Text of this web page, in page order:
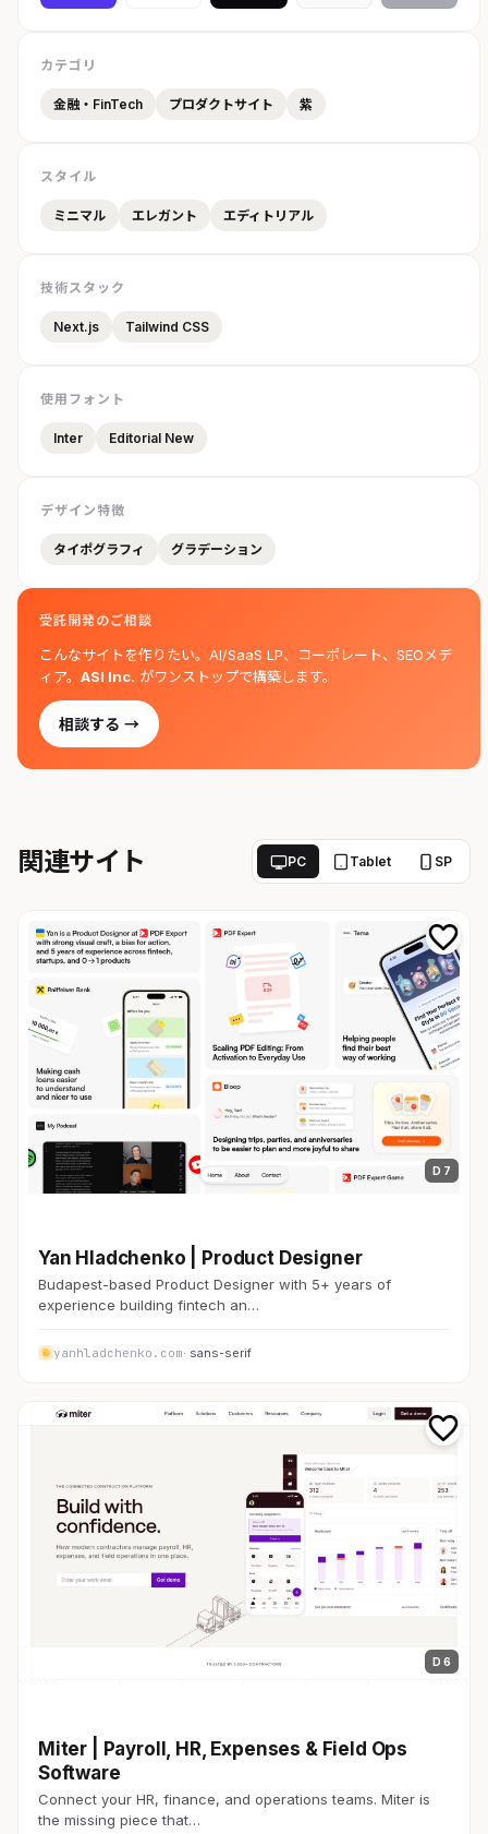
カテゴリ
金融・FinTech プロダクトサイト 紫
スタイル
ミニマル エレガント エディトリアル
技術スタック
Next.js Tailwind CSS
使用フォント
Inter Editorial New
デザイン特徴
タイポグラフィ グラデーション
受託開発のご相談
こんなサイトを作りたい。AI/SaaS LP、コーポレート、SEOメデ
ィア。 ASI Inc. がワンストップで構築します。
相談する →
関連サイト PC Tablet SP
D 7
Yan Hladchenko | Product Designer
Budapest-based Product Designer with 5+ years of
experience building fintech an…
yanhladchenko.com· sans-serif
D 6
Miter | Payroll, HR, Expenses & Field Ops
Software
Connect your HR, finance, and operations teams. Miter is
the missing piece that…